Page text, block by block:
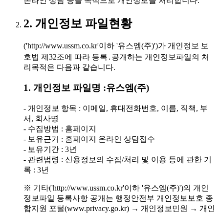
2. 개인정보 파일현황
('http://www.ussm.co.kr'이하 '유스엠(주)')가 개인정보 보
호법 제32조에 따라 등록․공개하는 개인정보파일의 처
리목적은 다음과 같습니다.
1. 개인정보 파일명 :유스엠(주)
- 개인정보 항목 : 이메일, 휴대전화번호, 이름, 직책, 부
서, 회사명
- 수집방법 : 홈페이지
- 보유근거 : 홈페이지 온라인 상담접수
- 보유기간 : 3년
- 관련법령 : 신용정보의 수집/처리 및 이용 등에 관한 기
록 : 3년
※ 기타('http://www.ussm.co.kr'이하 '유스엠(주)')의 개인
정보파일 등록사항 공개는 행정안전부 개인정보보호 종
합지원 포털(www.privacy.go.kr) → 개인정보민원 → 개인